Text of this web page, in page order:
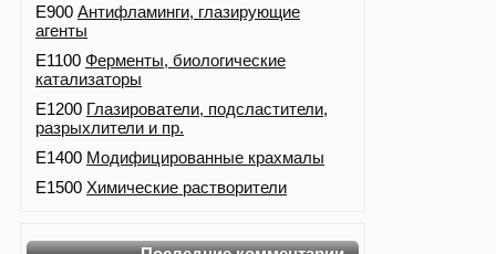
E900 Антифламинги, глазирующие
агенты
E1100 Ферменты, биологические
катализаторы
E1200 Глазирователи, подсластители,
разрыхлители и пр.
E1400 Модифицированные крахмалы
E1500 Химические растворители